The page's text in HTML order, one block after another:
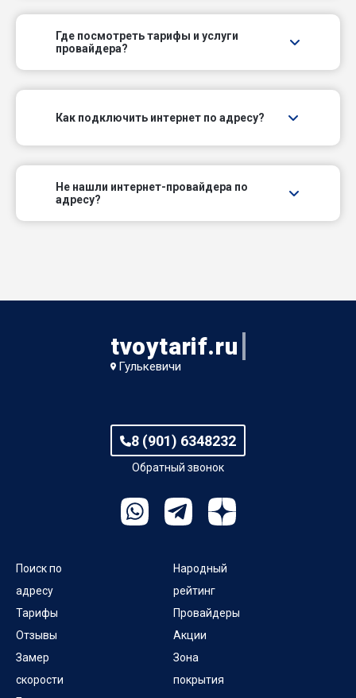
Где посмотреть тарифы и услуги
провайдера?
Как подключить интернет по адресу?
Не нашли интернет-провайдера по
адресу?
tvoytarif.ru
Гулькевичи
8 (901) 6348232
Обратный звонок
Поиск по
адресу
Тарифы
Отзывы
Замер
скорости
Народный
рейтинг
Провайдеры
Акции
Зона
покрытия